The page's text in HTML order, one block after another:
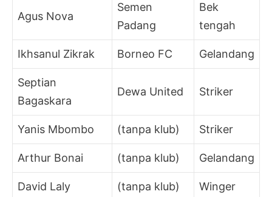
Agus Nova
Semen
Padang
Bek
tengah
Ikhsanul Zikrak Borneo FC Gelandang
Septian
Bagaskara
Dewa United Striker
Yanis Mbombo (tanpa klub) Striker
Arthur Bonai (tanpa klub) Gelandang
David Laly (tanpa klub) Winger